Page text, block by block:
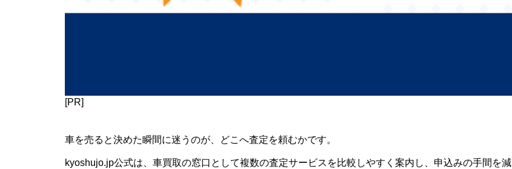
[PR]
車を売ると決めた瞬間に迷うのが、どこへ査定を頼むかです。
kyoshujo.jp公式は、車買取の窓口として複数の査定サービスを比較しやすく案内し、申込みの手間を減